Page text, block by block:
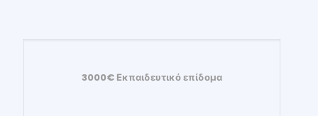
3000€ Εκπαιδευτικό επίδομα